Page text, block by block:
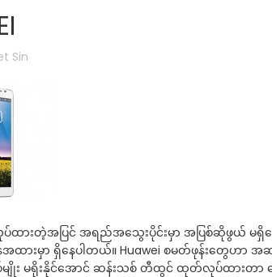
Sin
ားတဲ့အပြင် အရည်အသွေးပိုင်းမှာ အပြစ်ဆိုဖွယ် မရှိ
ထားမှာ ရှိနေပါတယ်။ Huawei စမတ်ဖုန်းတွေဟာ အ
ျိုး မရိုးနိုင်အောင် ဆန်းသစ် တီထွင် ထုတ်လုပ်ထားတာ